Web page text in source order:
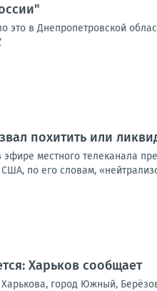
в Днепропетровской
похитить или
местного телеканала
по его словам,
Харьков сообщает
город Южный,